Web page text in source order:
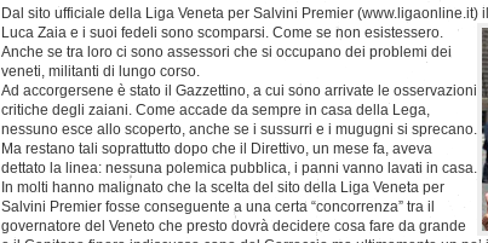
Dal sito ufficiale della Liga Veneta per Salvini Premier (www.ligaonline.it) il
Luca Zaia e i suoi fedeli sono scomparsi. Come se non esistessero.
Anche se tra loro ci sono assessori che si occupano dei problemi dei
veneti, militanti di lungo corso.
Ad accorgersene è stato il Gazzettino, a cui sono arrivate le osservazioni
critiche degli zaiani. Come accade da sempre in casa della Lega,
nessuno esce allo scoperto, anche se i sussurri e i mugugni si sprecano.
Ma restano tali soprattutto dopo che il Direttivo, un mese fa, aveva
dettato la linea: nessuna polemica pubblica, i panni vanno lavati in casa.
In molti hanno malignato che la scelta del sito della Liga Veneta per
Salvini Premier fosse conseguente a una certa “concorrenza” tra il
governatore del Veneto che presto dovrà decidere cosa fare da grande